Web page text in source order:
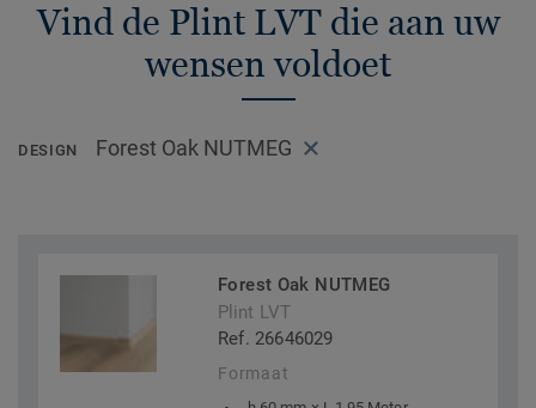
Vind de Plint LVT die aan uw
wensen voldoet
DESIGN Forest Oak NUTMEG
Forest Oak NUTMEG
Plint LVT
Ref. 26646029
Formaat